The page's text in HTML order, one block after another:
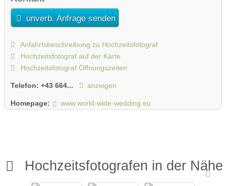
beobachtet fühlt. Wir sind deshalb immer auf Distanz zu unseren
Motiven und warten auf den richtigen Moment.
leider verblassen aber mit unseren Fotos immer wieder erlebt
werden können. So wird eure Hochzeit zu einem
unvergesslichen Ereignis.
Unsere Fotografien sind schlicht, elegant, stilvoll und voller
Emotionen!
unverb. Anfrage senden
Anfahrtsbeschreibung zu Hochzeitsfotograf
Hochzeitsfotograf auf der Karte
Hochzeitsfotograf Öffnungszeiten
Telefon: +43 664... anzeigen
Homepage: www.world-wide-wedding.eu
Hochzeitsfotografen in der Nähe